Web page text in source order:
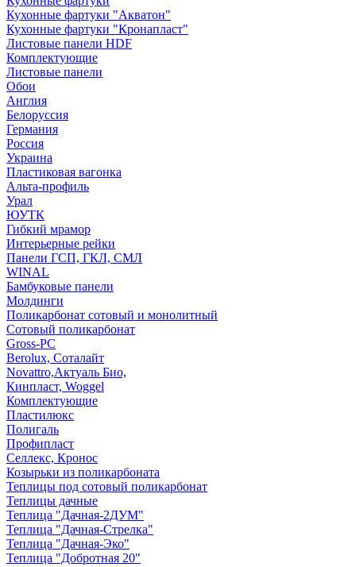
Кухонные фартуки "Акватон"
Кухонные фартуки "Кронапласт"
Листовые панели HDF
Комплектующие
Листовые панели
Обои
Англия
Белоруссия
Германия
Россия
Украина
Пластиковая вагонка
Альта-профиль
Урал
ЮУТК
Гибкий мрамор
Интерьерные рейки
Панели ГСП, ГКЛ, СМЛ
WINAL
Бамбуковые панели
Молдинги
Поликарбонат сотовый и монолитный
Сотовый поликарбонат
Gross-PC
Berolux, Соталайт
Novattro,Актуаль Био,
Кинпласт, Woggel
Комплектующие
Пластилюкс
Полигаль
Профипласт
Селлекс, Кронос
Козырьки из поликарбоната
Теплицы под сотовый поликарбонат
Теплицы дачные
Теплица "Дачная-2ДУМ"
Теплица "Дачная-Стрелка"
Теплица "Дачная-Эко"
Теплица "Добротная 20"